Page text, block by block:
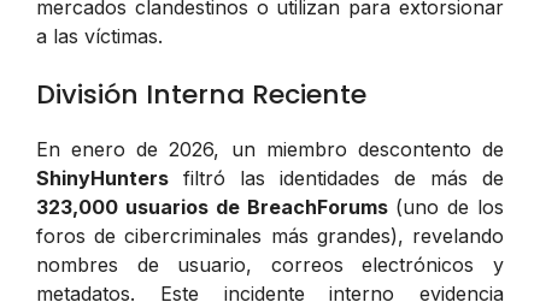
mercados clandestinos o utilizan para extorsionar
a las víctimas.
División Interna Reciente
En enero de 2026, un miembro descontento de
ShinyHunters filtró las identidades de más de
323,000 usuarios de BreachForums(uno de los
foros de cibercriminales más grandes), revelando
nombres de usuario, correos electrónicos y
metadatos. Este incidente interno evidencia